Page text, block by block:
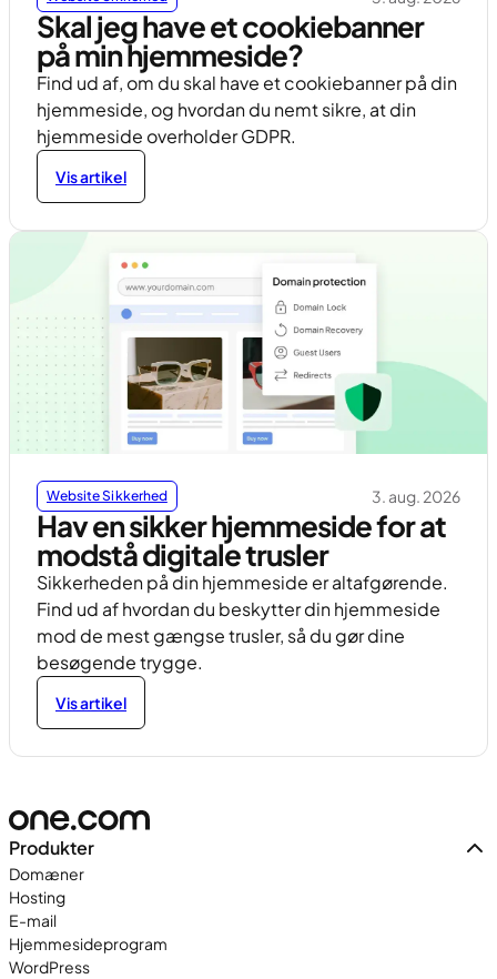
Skal jeg have et cookiebanner
på min hjemmeside?
Find ud af, om du skal have et cookiebanner på din
hjemmeside, og hvordan du nemt sikre, at din
hjemmeside overholder GDPR.
Vis artikel
Website Sikkerhed 3. aug. 2026
Hav en sikker hjemmeside for at
modstå digitale trusler
Sikkerheden på din hjemmeside er altafgørende.
Find ud af hvordan du beskytter din hjemmeside
mod de mest gængse trusler, så du gør dine
besøgende trygge.
Vis artikel
Produkter
Domæner
Hosting
E-mail
Hjemmesideprogram
WordPress